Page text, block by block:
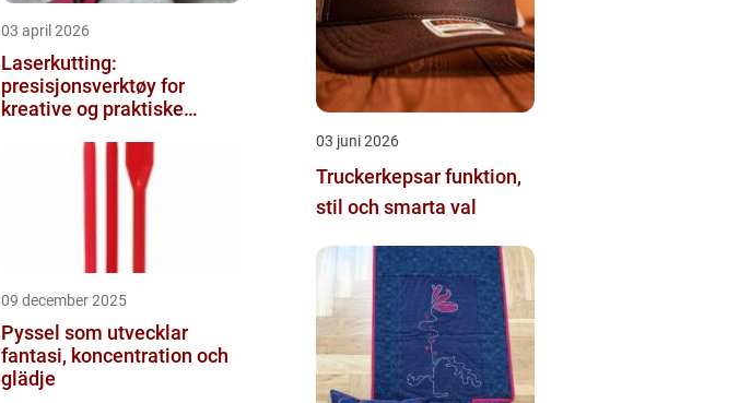
03 april 2026
Laserkutting:
presisjonsverktøy for
kreative og praktiske
09 december 2025
Pyssel som utvecklar
fantasi, koncentration och
glädje
03 juni 2026
Truckerkepsar funktion,
stil och smarta val